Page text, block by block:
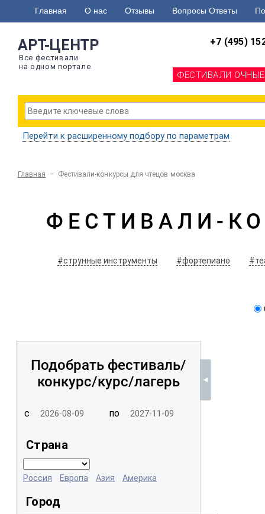
Главная О нас Отзывы Вопросы Ответы
АРТ-ЦЕНТР
Все фестивали
на одном портале
+7 (495)
ФЕСТИВАЛИ ОЧНЫЕ
Перейти к расширенному подбору по параметрам
Главная – Фестивали-конкурсы для чтецов москва
ФЕСТИВАЛИ-
#струнные инструменты #фортепиано
Подобрать фестиваль/
конкурс/курс/лагерь
с по
Страна
Россия Европа Азия Америка
Город